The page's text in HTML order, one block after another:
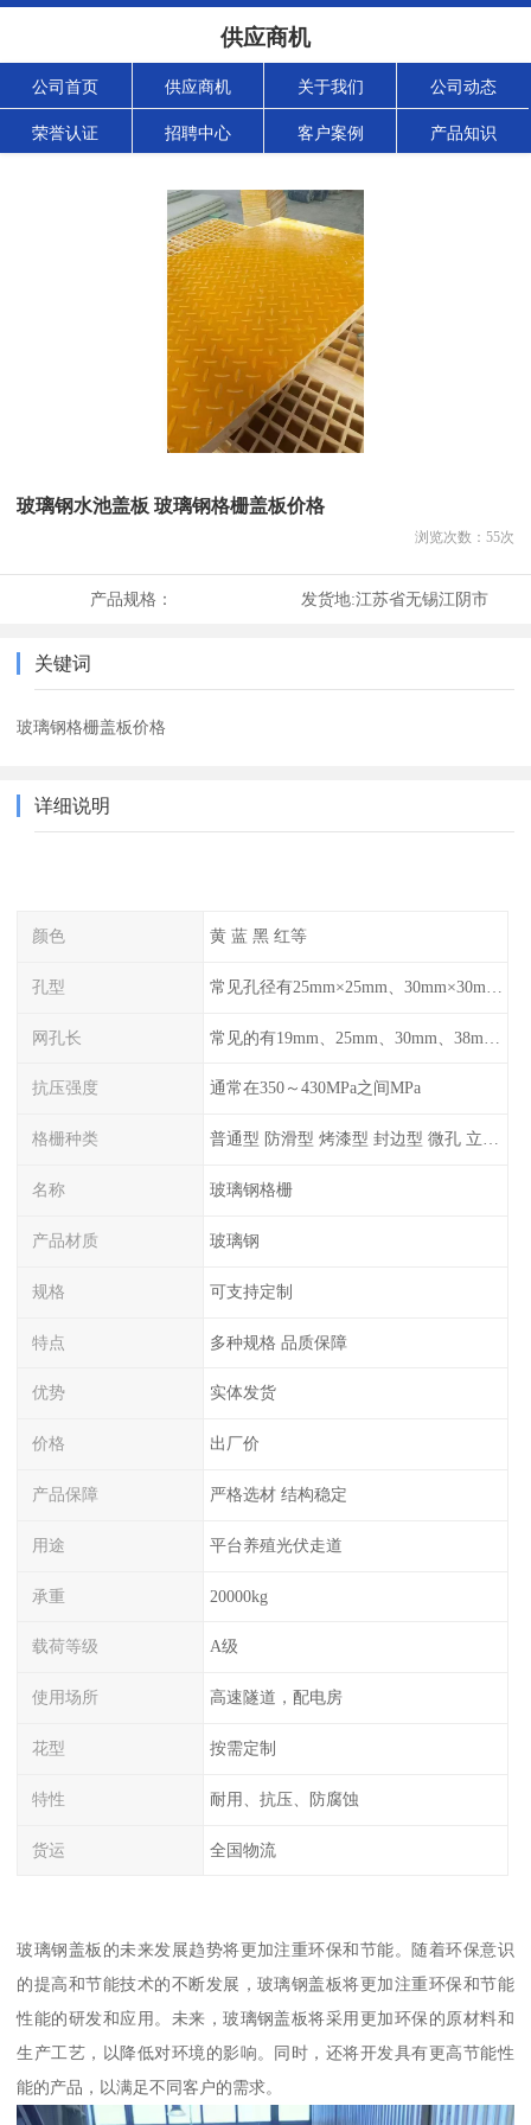
供应商机
公司首页 供应商机 关于我们 公司动态
荣誉认证 招聘中心 客户案例 产品知识
玻璃钢水池盖板 玻璃钢格栅盖板价格
浏览次数： 55次
产品规格： 发货地:江苏省无锡江阴市
关键词
玻璃钢格栅盖板价格
详细说明
颜色 黄 蓝 黑 红等
孔型
网孔长
抗压强度 通常在350～430MPa之间MPa
格栅种类 普通型 防滑型 ‌烤漆型 封边型 ‌微孔 立体 加砂覆面型 平面型
名称 玻璃钢格栅
产品材质 玻璃钢
规格 可支持定制
特点 多种规格 品质保障
优势 实体发货
价格 出厂价
产品保障 严格选材 结构稳定
用途 平台养殖光伏走道
承重 20000kg
载荷等级 A级
使用场所 高速隧道，配电房
花型 按需定制
特性 耐用、抗压、防腐蚀
货运 全国物流
玻璃钢盖板的未来发展趋势将更加注重环保和节能。随着环保意识
的提高和节能技术的不断发展，玻璃钢盖板将更加注重环保和节能
性能的研发和应用。未来，玻璃钢盖板将采用更加环保的原材料和
生产工艺，以降低对环境的影响。同时，还将开发具有更高节能性
能的产品，以满足不同客户的需求。